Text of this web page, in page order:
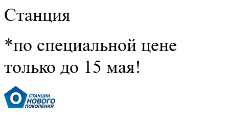
Станция
*по специальной цене
только до 15 мая!